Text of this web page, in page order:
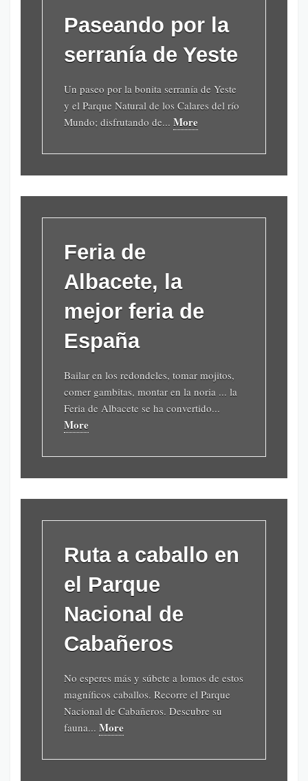
Paseando por la
serranía de Yeste
Un paseo por la bonita serranía de Yeste
y el Parque Natural de los Calares del río
Mundo; disfrutando de... More
Feria de
Albacete, la
mejor feria de
España
Bailar en los redondeles, tomar mojitos,
comer gambitas, montar en la noria ... la
Feria de Albacete se ha convertido...
More
Ruta a caballo en
el Parque
Nacional de
Cabañeros
No esperes más y súbete a lomos de estos
magníficos caballos. Recorre el Parque
Nacional de Cabañeros. Descubre su
fauna... More